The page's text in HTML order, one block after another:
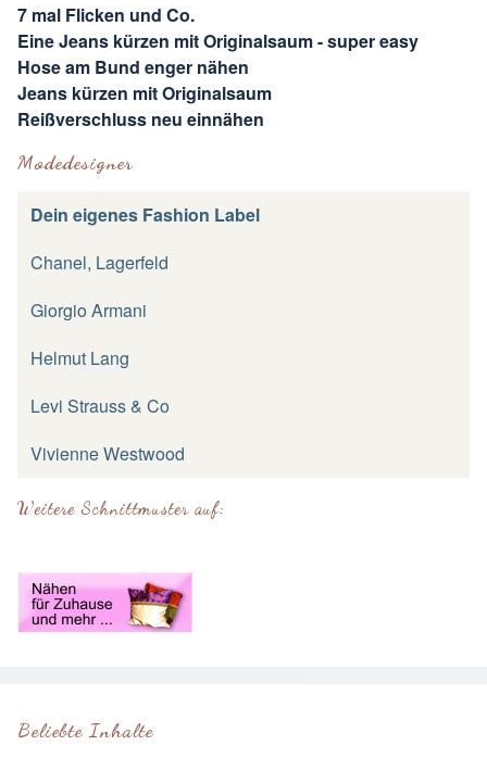
Beliebte Inhalte
7 mal Flicken und Co.
Eine Jeans kürzen mit Originalsaum - super easy
Hose am Bund enger nähen
Jeans kürzen mit Originalsaum
Reißverschluss neu einnähen
Modedesigner
Dein eigenes Fashion Label
Chanel, Lagerfeld
Giorgio Armani
Helmut Lang
Levi Strauss & Co
Vivienne Westwood
Weitere Schnittmuster auf: